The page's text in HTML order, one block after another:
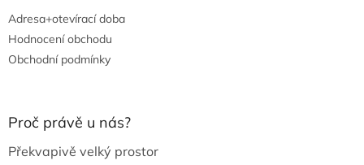
Adresa+otevírací doba
Hodnocení obchodu
Obchodní podmínky
Proč právě u nás?
Překvapivě velký prostor